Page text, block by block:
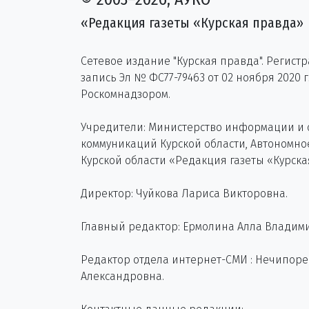
«Редакция газеты «Курская правда»
Сетевое издание "Курская правда".
запись Эл № ФС77-79463 от 02 ноября 2020
Роскомнадзором.
Учредители: Министерство информации и
коммуникаций Курской области,
Курской области «Редакция газеты
Директор: Чуйкова Лариса Викторовна.
Главный редактор: Ермолина Алла
Редактор отдела интернет-СМИ :
Александровна.